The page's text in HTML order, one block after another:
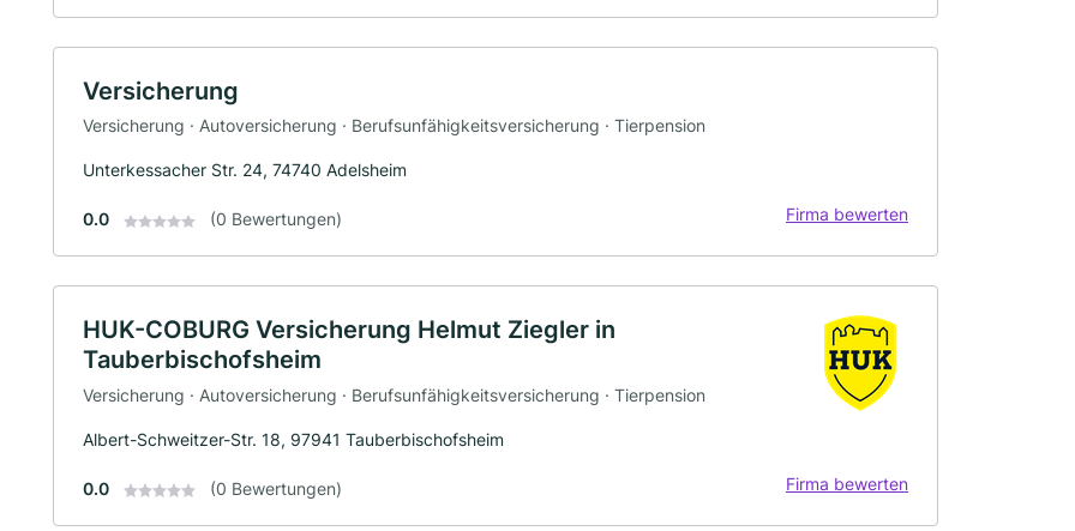
Versicherung
Versicherung · Autoversicherung · Berufsunfähigkeitsversicherung · Tierpension
Unterkessacher Str. 24, 74740 Adelsheim
0.0 (0 Bewertungen) Firma bewerten
HUK-COBURG Versicherung Helmut Ziegler in
Tauberbischofsheim
Versicherung · Autoversicherung · Berufsunfähigkeitsversicherung · Tierpension
Albert-Schweitzer-Str. 18, 97941 Tauberbischofsheim
0.0 (0 Bewertungen) Firma bewerten